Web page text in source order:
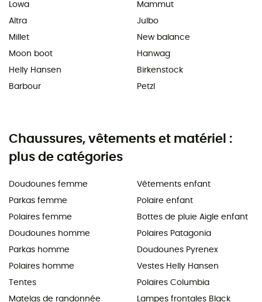
Lowa
Altra
Millet
Moon boot
Helly Hansen
Barbour
Mammut
Julbo
New balance
Hanwag
Birkenstock
Petzl
Chaussures, vêtements et matériel :
plus de catégories
Doudounes femme
Parkas femme
Polaires femme
Doudounes homme
Parkas homme
Polaires homme
Tentes
Matelas de randonnée
Vêtements enfant
Polaire enfant
Bottes de pluie Aigle enfant
Polaires Patagonia
Doudounes Pyrenex
Vestes Helly Hansen
Polaires Columbia
Lampes frontales Black